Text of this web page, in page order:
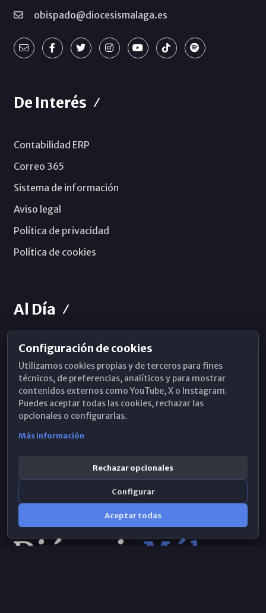
obispado@diocesismalaga.es
De Interés
Contabilidad ERP
Correo 365
Sistema de información
Aviso legal
Política de privacidad
Política de cookies
Al Día
Horarios de Misa
Hemeroteca
WhatsApp
Configuración de cookies
Utilizamos cookies propias y de terceros para fines
técnicos, de preferencias, analíticos y para mostrar
contenidos externos como YouTube, X o Instagram.
Puedes aceptar todas las cookies, rechazar las
opcionales o configurarlas.
Más información
Rechazar opcionales
Configurar
Aceptar todas